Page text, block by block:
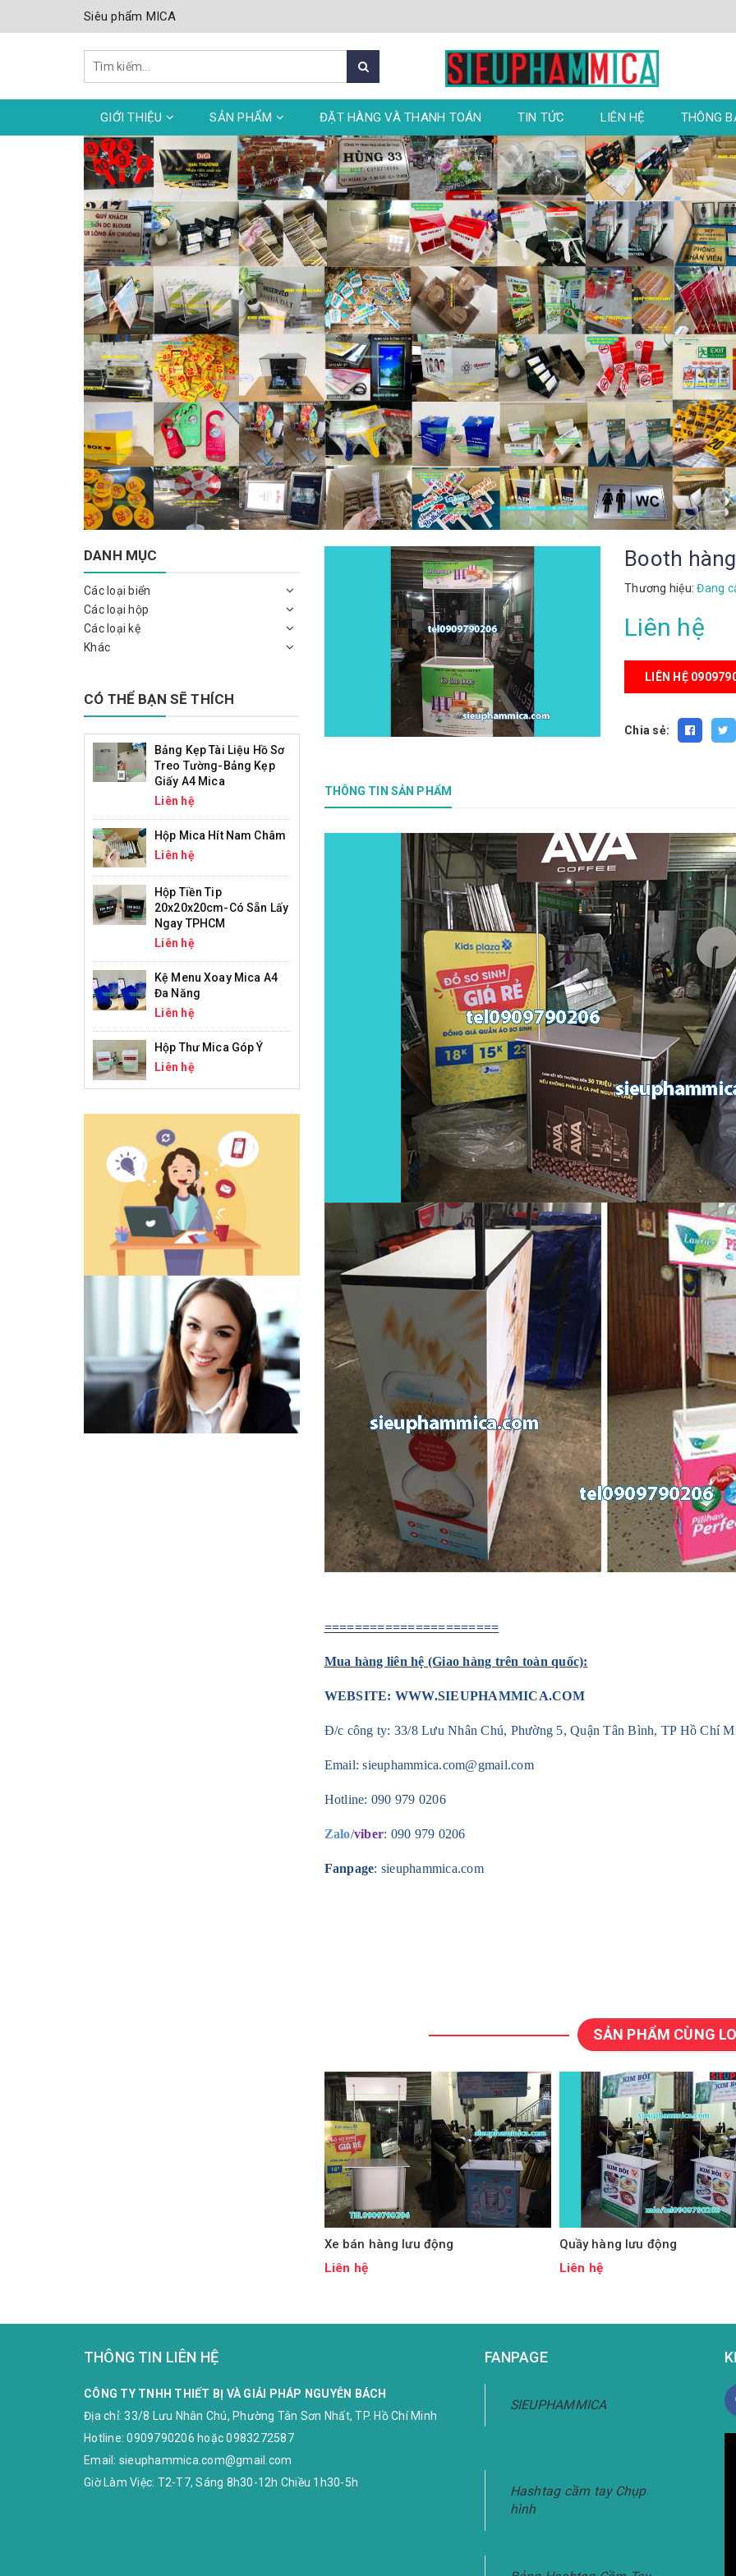
Siêu phẩm MICA
GIỚI THIỆU SẢN PHẨM ĐẶT HÀNG VÀ THANH TOÁN TIN TỨC LIÊN HỆ THÔNG
Booth
Thương hiệu: Đang
Liên hệ
LIÊN HỆ
Chia sẻ:
THÔNG TIN SẢN PHẨM
=======================
Mua hàng liên hệ (Giao hàng trên toàn quốc):
WEBSITE: WWW.SIEUPHAMMICA.COM
Đ/c công ty: 33/8 Lưu Nhân Chú, Phường 5, Quận Tân Bình, TP Hồ Chí
Email:sieuphammica.com@gmail.com
Hotline: 090 979 0206
Zalo/viber: 090 979 0206
Fanpage: sieuphammica.com
SẢN PHẨM CÙNG
Xe bán hàng lưu động
Liên hệ
Quầy hàng lưu động
Liên hệ
DANH MỤC
Các loại biển
Các loại hộp
Các loại kệ
Khác
CÓ THỂ BẠN SẼ THÍCH
Bảng Kẹp Tài Liệu Hồ Sơ
Treo Tường-Bảng Kẹp
Giấy A4 Mica
Liên hệ
Hộp Mica Hít Nam Châm
Liên hệ
Hộp Tiền Tip
20x20x20cm-Có Sẵn Lấy
Ngay TPHCM
Liên hệ
Kệ Menu Xoay Mica A4
Đa Năng
Liên hệ
Hộp Thư Mica Góp Ý
Liên hệ
THÔNG TIN LIÊN HỆ
CÔNG TY TNHH THIẾT BỊ VÀ GIẢI PHÁP NGUYỄN BÁCH
Địa chỉ:33/8 Lưu Nhân Chú, Phường Tân Sơn Nhất, TP. Hồ Chí Minh
Hotline:0909790206 hoặc0983272587
Email: sieuphammica.com@gmail.com
Giờ Làm Việc: T2-T7, Sáng 8h30-12h Chiều 1h30-5h
FANPAGE
SIEUPHAMMICA
Hashtag cầm tay Chụp
hình